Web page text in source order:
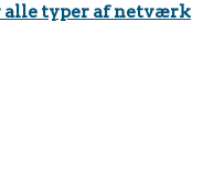
alle typer af netværk